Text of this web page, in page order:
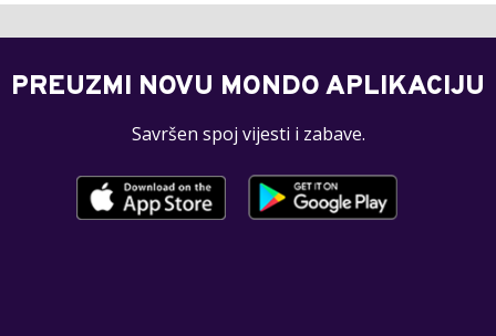
PREUZMI NOVU MONDO APLIKACIJU
Savršen spoj vijesti i zabave.